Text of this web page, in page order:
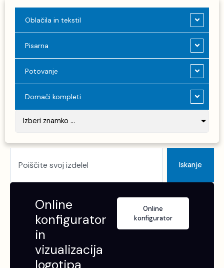
Oblačila in tekstil
Pisarna
Potovanje
Domači kompleti
Izberi znamko ...
Iskanje
Online
konfigurator
in
vizualizacija
Online
konfigurator